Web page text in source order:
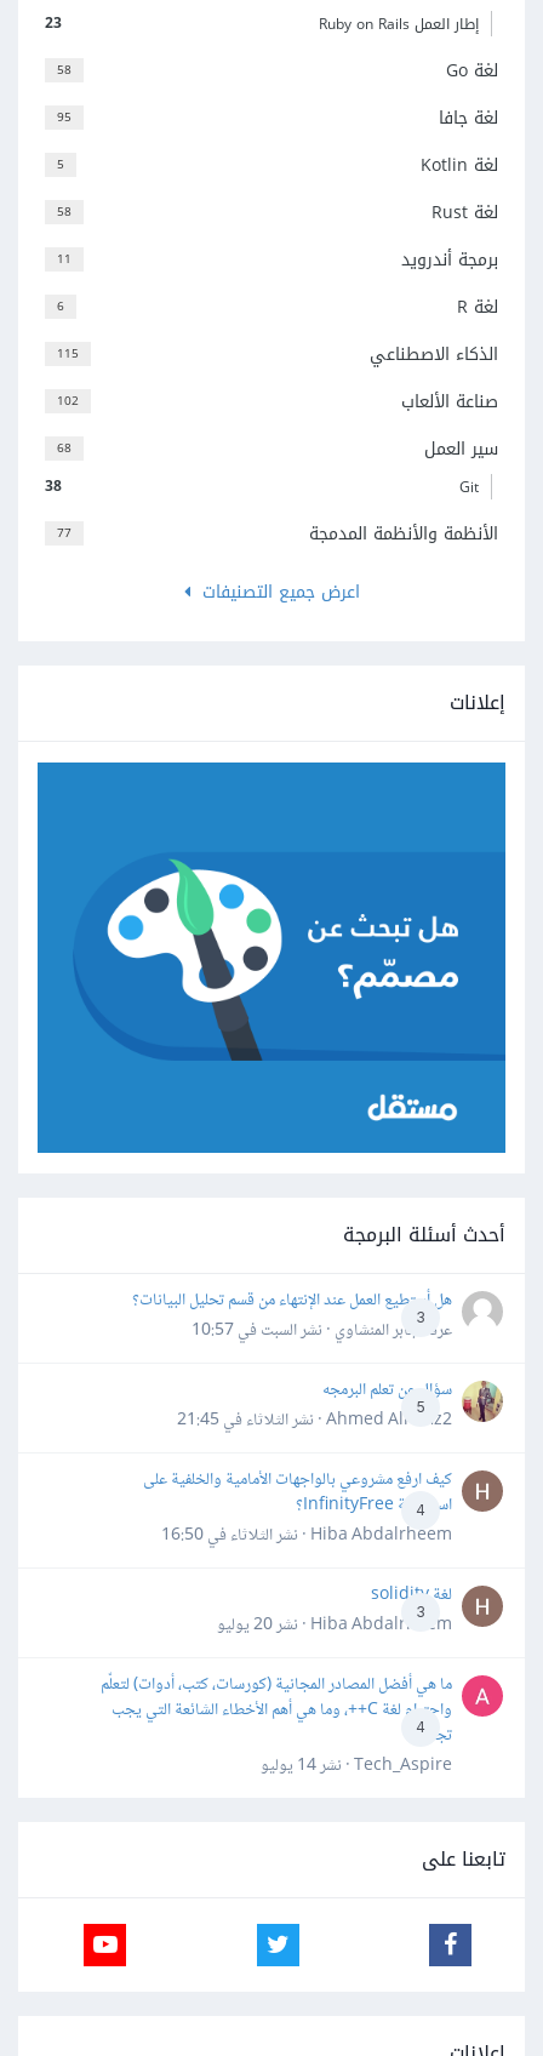
23 إطار العمل Ruby on Rails
58 لغة Go
95 لغة جافا
5 لغة Kotlin
58 لغة Rust
11 برمجة أندرويد
6 لغة R
115 الذكاء الاصطناعي
102 صناعة الألعاب
68 سير العمل
38 Git
77
الأنظمة والأنظمة المدمجة
اعرض جميع التصنيفات
إعلانات
أحدث أسئلة البرمجة
3
هل أستطيع العمل عند الإنتهاء من قسم تحليل البيانات؟
عرفه جابر المنشاوي · نشرالسبت في 10:57
5
سؤال عن تعلم البرمجه
Ahmed Alhafiz2 · نشر
الثلاثاء في 21:45
4
كيف ارفع مشروعي بالواجهات الأمامية والخلفية على
استضافة InfinityFree؟
Hiba Abdalrheem · نشر
الثلاثاء في 16:50
3
لغة solidity
Hiba Abdalrheem · نشر
20 يوليو
4
ما هي أفضل المصادر المجانية (كورسات، كتب، أدوات) لتعلّم
واحترام لغة C++، وما هي أهم الأخطاء الشائعة التي يجب
تجنبها؟
Tech_Aspire · نشر
14 يوليو
تابعنا على